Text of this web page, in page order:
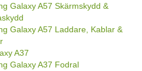
Galaxy A57 Skärmskydd &
Galaxy A57 Laddare, Kablar &
A37
Galaxy A37 Fodral